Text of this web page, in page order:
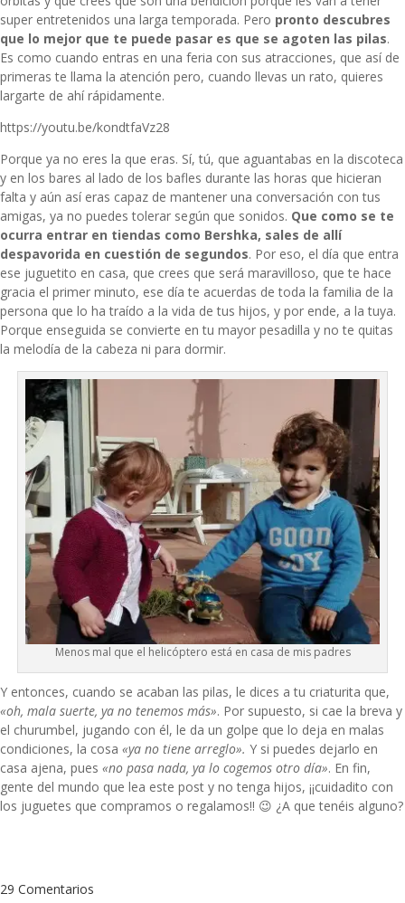
super entretenidos una larga temporada. Pero pronto descubres
que lo mejor que te puede pasar es que se agoten las pilas.
Es como cuando entras en una feria con sus atracciones, que así de
primeras te llama la atención pero, cuando llevas un rato, quieres
largarte de ahí rápidamente.
https://youtu.be/kondtfaVz28
Porque ya no eres la que eras. Sí, tú, que aguantabas en la discoteca
y en los bares al lado de los bafles durante las horas que hicieran
falta y aún así eras capaz de mantener una conversación con tus
amigas, ya no puedes tolerar según que sonidos. Que como se te
ocurra entrar en tiendas como Bershka, sales de allí
despavorida en cuestión de segundos. Por eso, el día que entra
ese juguetito en casa, que crees que será maravilloso, que te hace
gracia el primer minuto, ese día te acuerdas de toda la familia de la
persona que lo ha traído a la vida de tus hijos, y por ende, a la tuya.
Porque enseguida se convierte en tu mayor pesadilla y no te quitas
la melodía de la cabeza ni para dormir.
Menos mal que el helicóptero está en casa de mis padres
Y entonces, cuando se acaban las pilas, le dices a tu criaturita que,
«oh, mala suerte, ya no tenemos más». Por supuesto, si cae la breva y
el churumbel, jugando con él, le da un golpe que lo deja en malas
condiciones, la cosa «ya no tiene arreglo». Y si puedes dejarlo en
casa ajena, pues «no pasa nada, ya lo cogemos otro día». En fin,
gente del mundo que lea este post y no tenga hijos, ¡¡cuidadito con
los juguetes que compramos o regalamos!! 😉 ¿A que tenéis alguno?
29 Comentarios